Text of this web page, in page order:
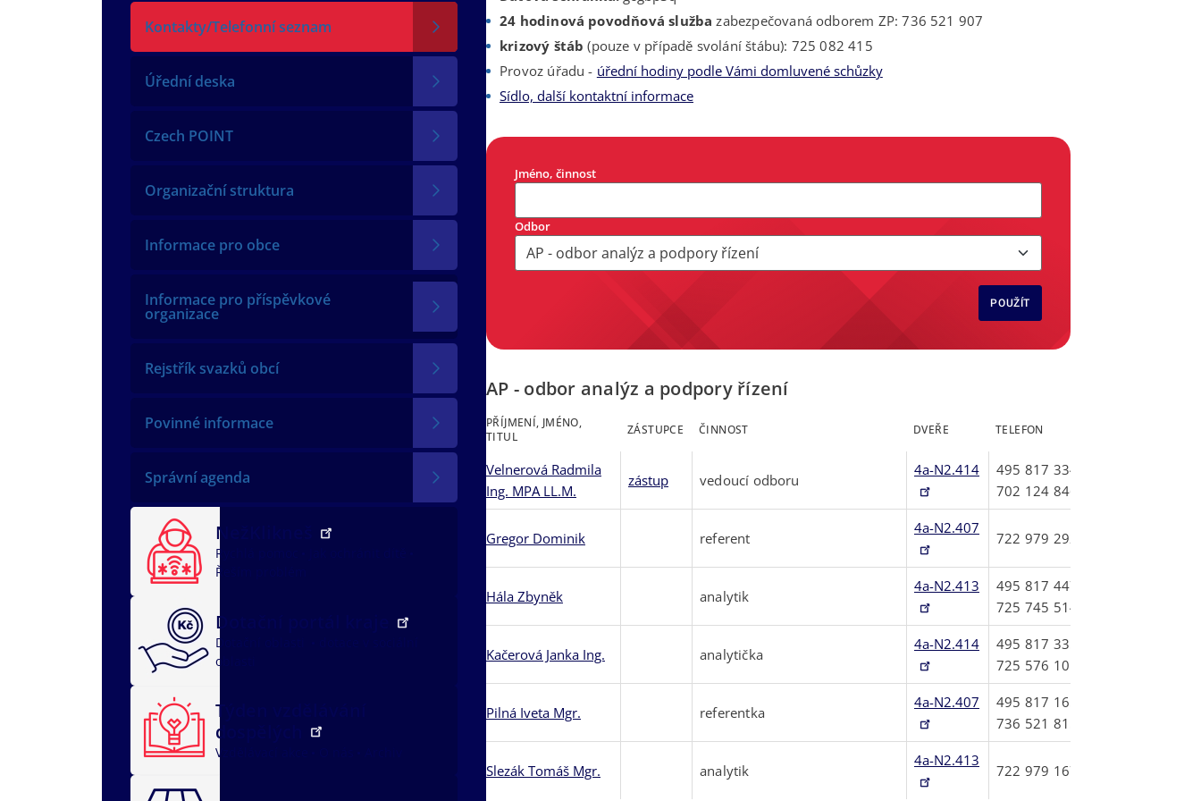
Kontakty/Telefonní seznam
Úřední deska
Czech POINT
Organizační struktura
Informace pro obce
Informace pro příspěvkové
organizace
Rejstřík svazků obcí
Povinné informace
Správní agenda
NežKlikneš
Rychlá pomoc
Řeším problém
Dotační portál kraje
Dotační oblasti
oblasti
Týden vzdělávání
dospělých
Vzdělávací akce
24 hodinová povodňová služba zabezpečovaná odborem ZP: 736 521 907
krizový štáb (pouze v případě svolání štábu): 725 082 415
Provoz úřadu - úřední hodiny podle Vámi domluvené schůzky
Sídlo, další kontaktní informace
Jméno, činnost
Odbor
POUŽÍT
AP - odbor analýz a podpory řízení
PŘÍJMENÍ, JMÉNO,
TITUL
ZÁSTUPCE ČINNOST DVEŘE TELEFON
Velnerová Radmila
Ing. MPA LL.M.
zástup vedoucí odboru
4a-N2.414
495817334
702124846
Gregor Dominik referent
4a-N2.407
722979292
Hála Zbyněk analytik
4a-N2.413
495817447
725745514
Kačerová Janka Ing. analytička
4a-N2.414
495817335
725576101
Pilná Iveta Mgr. referentka
4a-N2.407
495817165
736521815
Slezák Tomáš Mgr. analytik
4a-N2.413
722979167